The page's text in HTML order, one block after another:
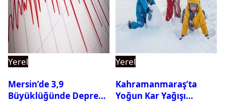
Yerel
Mersin’de 3,9
Büyüklüğünde Deprem
Yerel
Kahramanmaraş’ta
Yoğun Kar Yağışı